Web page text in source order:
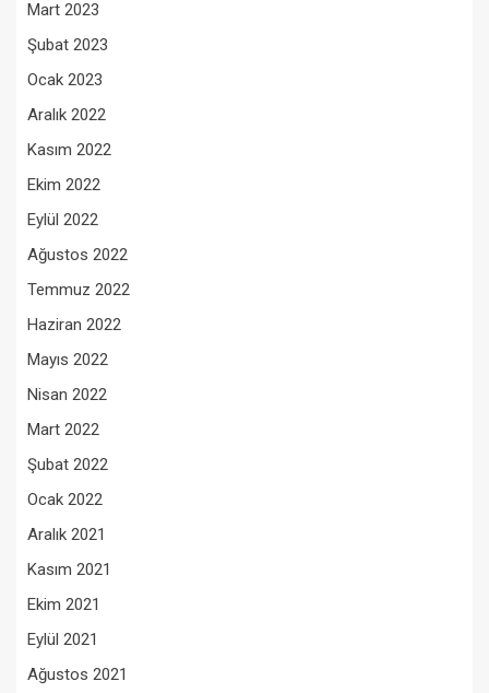
Mart 2023
Şubat 2023
Ocak 2023
Aralık 2022
Kasım 2022
Ekim 2022
Eylül 2022
Ağustos 2022
Temmuz 2022
Haziran 2022
Mayıs 2022
Nisan 2022
Mart 2022
Şubat 2022
Ocak 2022
Aralık 2021
Kasım 2021
Ekim 2021
Eylül 2021
Ağustos 2021